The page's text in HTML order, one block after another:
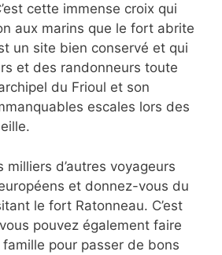
cette immense croix qui
aux marins que le fort abrite
un site bien conservé et qui
et des randonneurs toute
du Frioul et son
escales lors des
milliers d’autres voyageurs
et donnez-vous du
le fort Ratonneau. C’est
pouvez également faire
pour passer de bons